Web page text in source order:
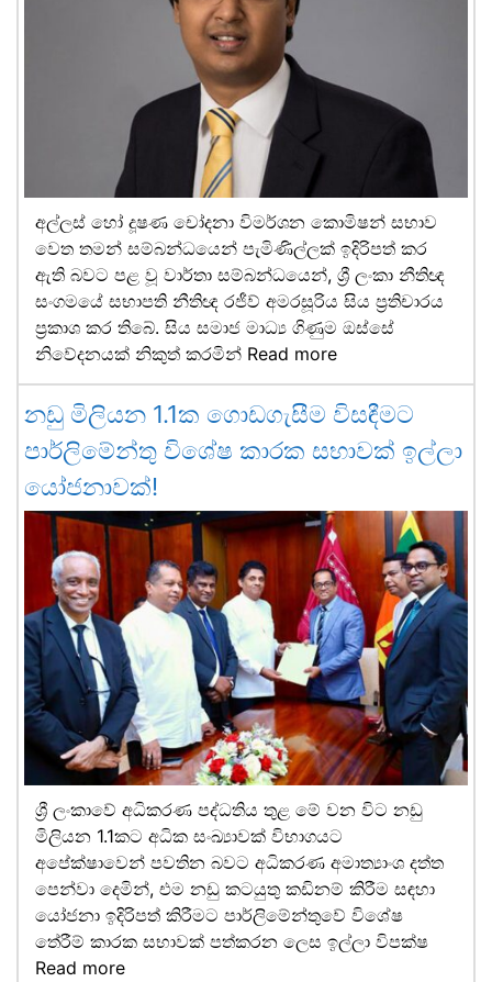
අල්ලස් හෝ දූෂණ චෝදනා විමර්ශන කොමිෂන් සභාව
වෙත තමන් සම්බන්ධයෙන් පැමිණිල්ලක් ඉදිරිපත් කර
ඇති බවට පළ වූ වාර්තා සම්බන්ධයෙන්, ශ්‍රී ලංකා නීතිඥ
සංගමයේ සභාපති නීතිඥ රජීව් අමරසූරිය සිය ප්‍රතිචාරය
ප්‍රකාශ කර තිබේ. සිය සමාජ මාධ්‍ය ගිණුම ඔස්සේ
නිවේදනයක් නිකුත් කරමින් Read more
නඩු මිලියන 1.1ක ගොඩගැසීම විසඳීමට
පාර්ලිමේන්තු විශේෂ කාරක සභාවක් ඉල්ලා
යෝජනාවක්!
ශ්‍රී ලංකාවේ අධිකරණ පද්ධතිය තුළ මේ වන විට නඩු
මිලියන 1.1කට අධික සංඛ්‍යාවක් විභාගයට
අපේක්ෂාවෙන් පවතින බවට අධිකරණ අමාත්‍යාංශ දත්ත
පෙන්වා දෙමින්, එම නඩු කටයුතු කඩිනම් කිරීම සඳහා
යෝජනා ඉදිරිපත් කිරීමට පාර්ලිමේන්තුවේ විශේෂ
තේරීම් කාරක සභාවක් පත්කරන ලෙස ඉල්ලා විපක්ෂ
Read more